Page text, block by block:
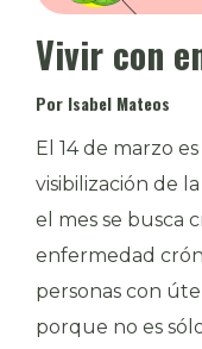
Vivir con
Por Isabel Mateos
El 14 de marzo
visibilización de
el mes se busca
enfermedad
personas con
porque no es